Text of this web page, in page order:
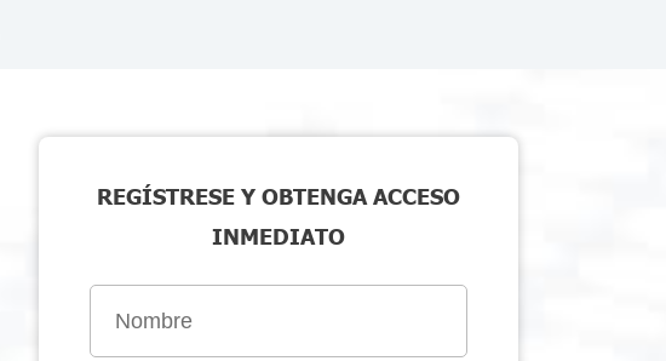
REGÍSTRESE Y OBTENGA ACCESO
INMEDIATO